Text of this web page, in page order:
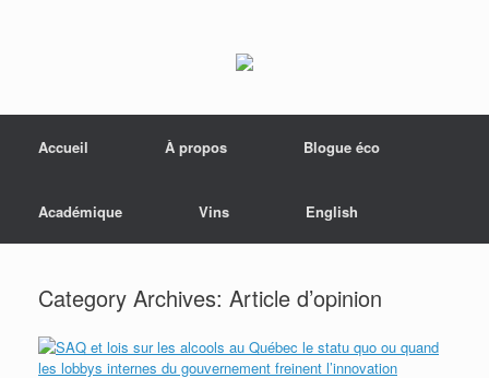
Accueil
À propos Blogue éco
Académique Vins English
Category Archives: Article d’opinion